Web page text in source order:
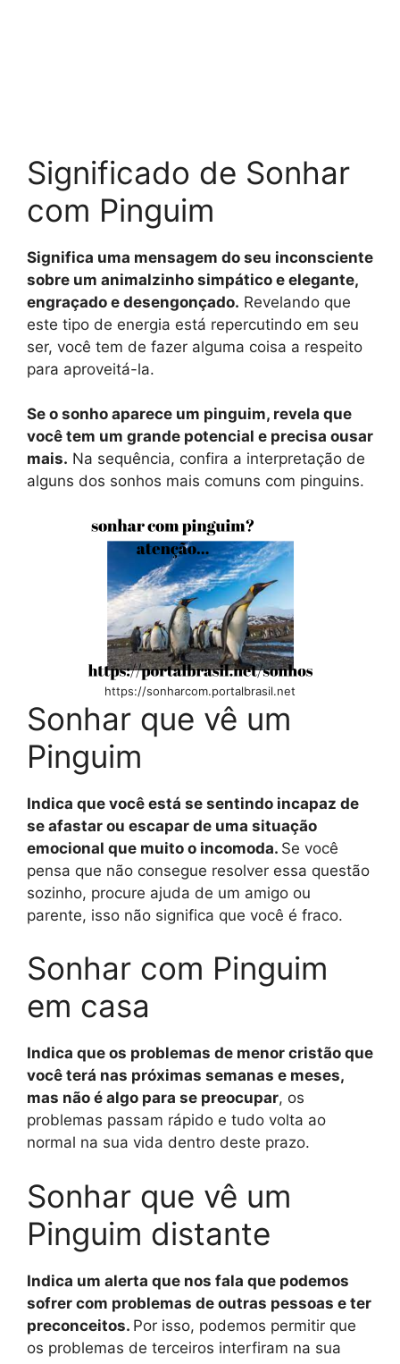
Significado de Sonhar
com Pinguim
Significa uma mensagem do seu inconsciente
sobre um animalzinho simpático e elegante,
engraçado e desengonçado. Revelando que
este tipo de energia está repercutindo em seu
ser, você tem de fazer alguma coisa a respeito
para aproveitá-la.
Se o sonho aparece um pinguim, revela que
você tem um grande potencial e precisa ousar
mais. Na sequência, confira a interpretação de
alguns dos sonhos mais comuns com pinguins.
https://sonharcom.portalbrasil.net
Sonhar que vê um
Pinguim
Indica que você está se sentindo incapaz de
se afastar ou escapar de uma situação
emocional que muito o incomoda. Se você
pensa que não consegue resolver essa questão
sozinho, procure ajuda de um amigo ou
parente, isso não significa que você é fraco.
Sonhar com Pinguim
em casa
Indica que os problemas de menor cristão que
você terá nas próximas semanas e meses,
mas não é algo para se preocupar, os
problemas passam rápido e tudo volta ao
normal na sua vida dentro deste prazo.
Sonhar que vê um
Pinguim distante
Indica um alerta que nos fala que podemos
sofrer com problemas de outras pessoas e ter
preconceitos. Por isso, podemos permitir que
os problemas de terceiros interfiram na sua